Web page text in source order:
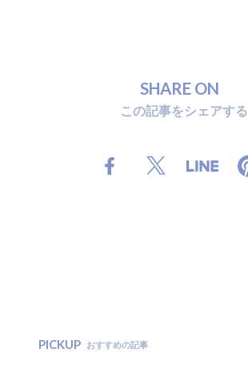
SHARE ON
こ の記事をシェアする
PICKUP おすすめの記事